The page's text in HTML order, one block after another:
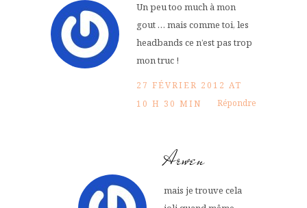
Un peu too much à mon
gout … mais comme toi, les
headbands ce n’est pas trop
mon truc !
27 FÉVRIER 2012 AT
10 H 30 MIN
Répondre
Arwen
mais je trouve cela